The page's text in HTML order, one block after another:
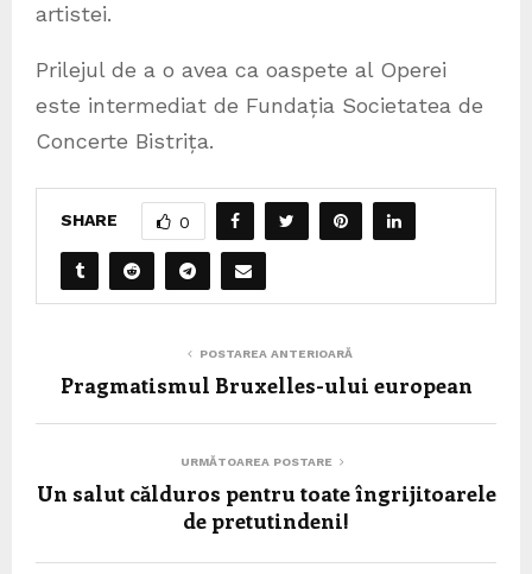
artistei.
Prilejul de a o avea ca oaspete al Operei
este intermediat de Fundația Societatea de
Concerte Bistrița.
SHARE 0
POSTAREA ANTERIOARĂ
Pragmatismul Bruxelles-ului european
URMĂTOAREA POSTARE
Un salut călduros pentru toate îngrijitoarele
de pretutindeni!